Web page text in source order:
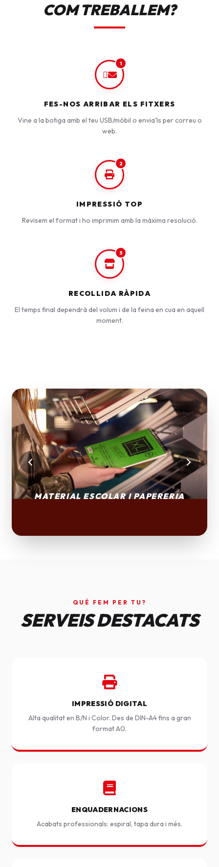
COM TREBALLEM?
1
FES-NOS ARRIBAR ELS FITXERS
Vine a la botiga amb el teu USB/mòbil o envia'ls per correu o
web.
2
IMPRESSIÓ TOP
Revisem el format i ho imprimim amb la màxima resolució.
3
RECOLLIDA RÀPIDA
El temps final dependrà del volum i de la feina en cua en aquell
moment.
QUÈ FEM PER TU?
SERVEIS DESTACATS
IMPRESSIÓ DIGITAL
Alta qualitat en B/N i Color. Des de DIN-A4 fins a gran
format A0.
ENQUADERNACIONS
Acabats professionals: espiral, tapa dura i més.